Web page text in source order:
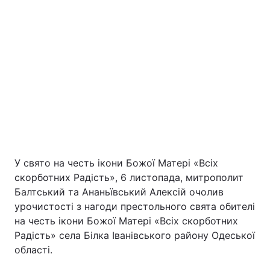
Дніпро Харків
Одеса
Спорт
У свято на честь ікони Божої Матері «Всіх
скорботних Радість», 6 листопада, митрополит
Балтський та Ананьївський Алексій очолив
урочистості з нагоди престольного свята обителі
на честь ікони Божої Матері «Всіх скорботних
Радість» села Білка Іванівського району Одеської
області.